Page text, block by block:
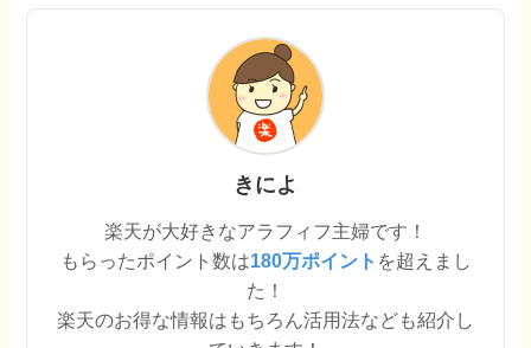
きによ
楽天が大好きなアラフィフ主婦です！
もらったポイント数は180万ポイント を超えまし
た！
楽天のお得な情報はもちろん活用法なども紹介し